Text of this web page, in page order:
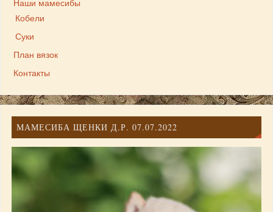
Наши мамесибы
Кобели
Суки
План вязок
Контакты
МАМЕСИБА ЩЕНКИ Д.Р. 07.07.2022